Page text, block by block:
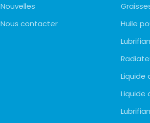
Nouvelles
Nous contacter
Huile
Liquide
Liquide